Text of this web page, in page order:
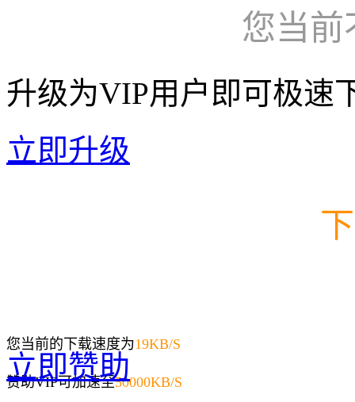
您当前
升级为VIP用户即可极速
立即升级
您当前的下载速度为19KB/S
赞助VIP可加速至50000KB/S
立即赞助